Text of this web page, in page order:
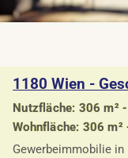
1180 Wien -
Nutzfläche: 306 m²
Wohnfläche: 306
Gewerbeimmobilie in